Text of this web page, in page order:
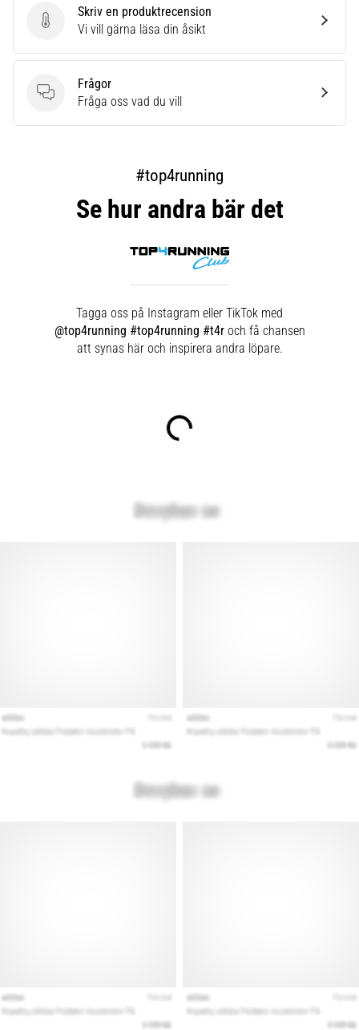
Skriv en produktrecension
Skriv en produktrecension
Vi vill gärna läsa din åsikt
Frågor
Frågor
Fråga oss vad du vill
#top4running
Se hur andra bär det
Tagga oss på Instagram eller TikTok med
@top4running #top4running #t4roch få chansen
att synas här och inspirera andra löpare.